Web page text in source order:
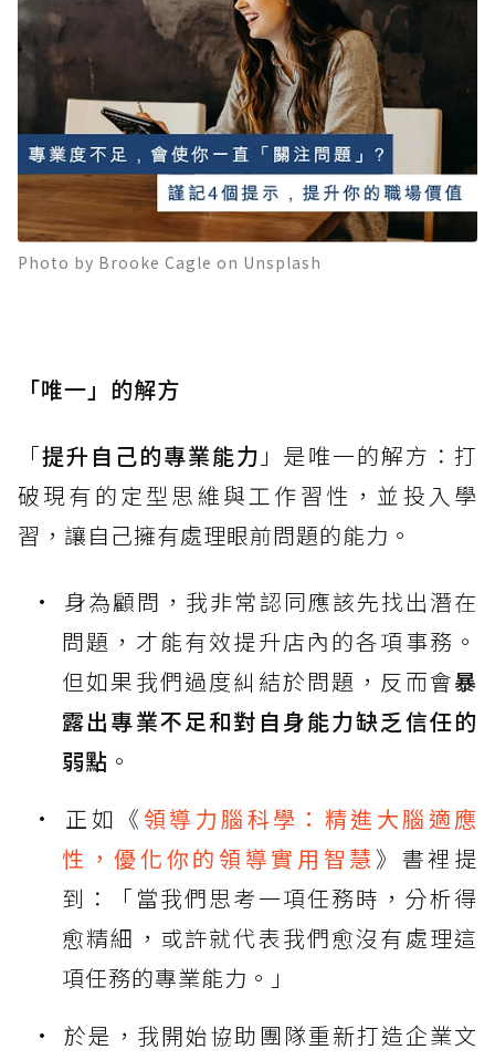
Photo by Brooke Cagle on Unsplash
「唯一」的解方
「提升自己的專業能力 」是唯一的解方：打
破現有的定型思維與工作習性，並投入學
習，讓自己擁有處理眼前問題的能力。
身為顧問，我非常認同應該先找出潛在
問題，才能有效提升店內的各項事務。
但如果我們過度糾結於問題，反而會暴
露出專業不足和對自身能力缺乏信任的
弱點 。
正如《領導力腦科學：精進大腦適應
性，優化你的領導實用智慧 》書裡提
到：「當我們思考一項任務時，分析得
愈精細，或許就代表我們愈沒有處理這
項任務的專業能力。」
於是，我開始協助團隊重新打造企業文